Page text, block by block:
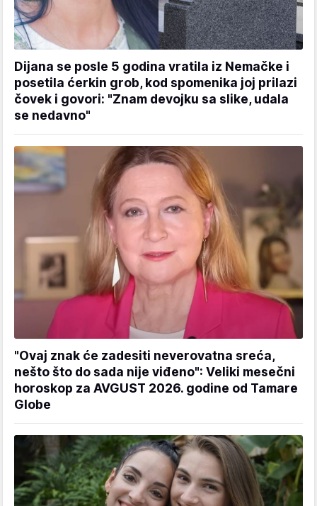
Dijana se posle 5 godina vratila iz Nemačke i
posetila ćerkin grob, kod spomenika joj prilazi
čovek i govori: "Znam devojku sa slike, udala
se nedavno"
"Ovaj znak će zadesiti neverovatna sreća,
nešto što do sada nije viđeno": Veliki mesečni
horoskop za AVGUST 2026. godine od Tamare
Globe